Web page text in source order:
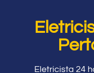
Eletricista 24